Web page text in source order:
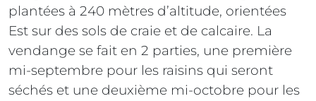
plantées à 240 mètres d’altitude, orientées
Est sur des sols de craie et de calcaire. La
vendange se fait en 2 parties, une première
mi-septembre pour les raisins qui seront
séchés et une deuxième mi-octobre pour les